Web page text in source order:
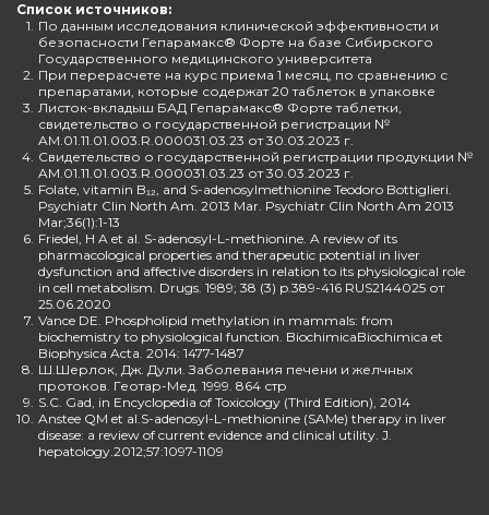
Список источников:
1. По данным исследования клинической эффективности и
безопасности Гепарамакс® Форте на базе Сибирского
Государственного медицинского университета
2. При перерасчете на курс приема 1 месяц, по сравнению с
препаратами, которые содержат 20 таблеток в упаковке
3. Листок-вкладыш БАД Гепарамакс® Форте таблетки,
свидетельство о государственной регистрации №
AM.01.11.01.003.R.000031.03.23 от 30.03.2023 г.
4. Свидетельство о государственной регистрации продукции №
AM.01.11.01.003.R.000031.03.23 от 30.03.2023 г.
5. Folate, vitamin B₁₂, and S-adenosylmethionine Teodoro Bottiglieri.
Psychiatr Clin North Am. 2013 Mar. Psychiatr Clin North Am 2013
Mar;36(1):1-13
6. Friedel, H A et al. S-adenosyl-L-methionine. A review of its
pharmacological properties and therapeutic potential in liver
dysfunction and affective disorders in relation to its physiological role
in cell metabolism. Drugs. 1989; 38 (3) p.389-416 RUS2144025 от
25.06.2020
7. Vance DE. Phospholipid methylation in mammals: from
biochemistry to physiological function. BiochimicaBiochimica et
Biophysica Acta. 2014: 1477-1487
8. Ш.Шерлок, Дж. Дули. Заболевания печени и желчных
протоков. Геотар-Мед. 1999. 864 стр
9. S.C. Gad, in Encyclopedia of Toxicology (Third Edition), 2014
10. Anstee QM et al.S-adenosyl-L-methionine (SAMe) therapy in liver
disease: a review of current evidence and clinical utility. J.
hepatology.2012;57:1097-1109